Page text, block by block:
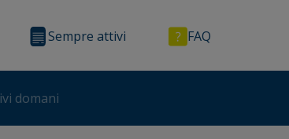
Sempre attivi FAQ
domani